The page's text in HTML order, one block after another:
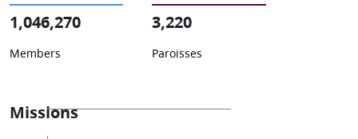
1,046,270
Members
3,220
Paroisses
Missions